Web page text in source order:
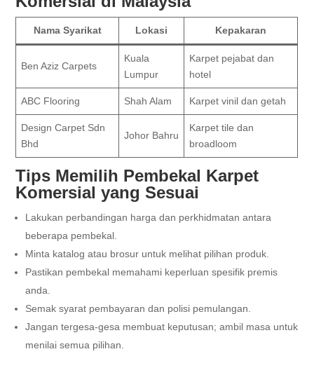
Nama Syarikat Lokasi Kepakaran
Ben Aziz Carpets
Kuala
Lumpur
Karpet pejabat dan
hotel
ABC Flooring Shah Alam Karpet vinil dan getah
Design Carpet Sdn
Bhd
Johor Bahru
Karpet tile dan
broadloom
Tips Memilih Pembekal Karpet
Komersial yang Sesuai
Lakukan perbandingan harga dan perkhidmatan antara
beberapa pembekal.
Minta katalog atau brosur untuk melihat pilihan produk.
Pastikan pembekal memahami keperluan spesifik premis
anda.
Semak syarat pembayaran dan polisi pemulangan.
Jangan tergesa-gesa membuat keputusan; ambil masa untuk
menilai semua pilihan.